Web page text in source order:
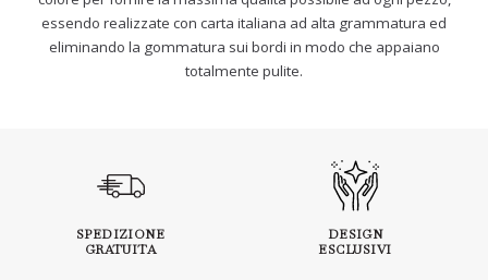
essendo realizzate con carta italiana ad alta grammatura ed
eliminando la gommatura sui bordi in modo che appaiano
totalmente pulite.
SPEDIZIONE
GRATUITA
DESIGN
ESCLUSIVI